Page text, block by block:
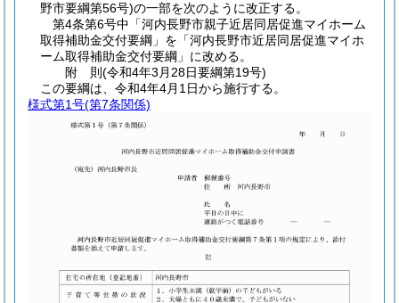
野市要綱第56号)の一部を次のように改正する。
第4条第6号中「河内長野市親子近居同居促進マイホーム
取得補助金交付要綱」を「河内長野市近居同居促進マイホ
ーム取得補助金交付要綱」に改める。
附 則(令和4年3月28日要綱第19号)
この要綱は、令和4年4月1日から施行する。
様式第1号(第7条関係)